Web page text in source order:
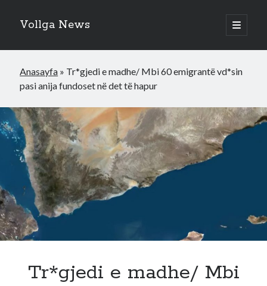
Vollga News
open
primary
Anasayfa » Tr*gjedi e madhe/ Mbi 60 emigrantë vd*sin
pasi anija fundoset në det të hapur
Tr*gjedi e madhe/ Mbi